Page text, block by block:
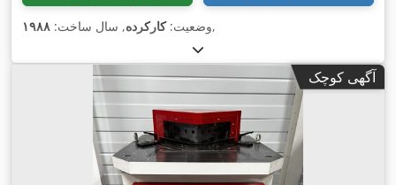
وضعیت:کارکرده, سال ساخت: ۱۹۸۸ ,
آگهی کوچک